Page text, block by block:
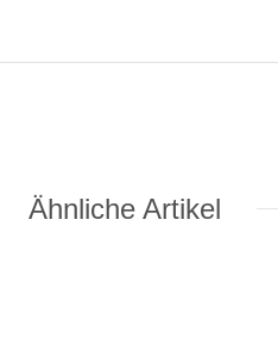
Ähnliche Artikel